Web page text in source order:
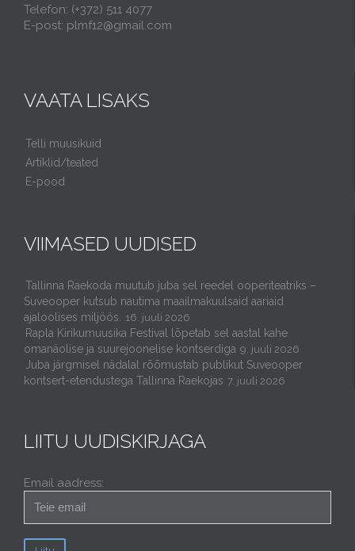
Telefon: (+372) 511 4077
E-post: plmf12@gmail.com
VAATA LISAKS
Telli muusikuid
Artiklid/teated
E-pood
VIIMASED UUDISED
Tallinna Raekoda muutub juba sel reedel ooperiteatriks –
Suveooper kutsub nautima maailmakuulsaid aariaid
ajaloolises miljöös.
16. juuli 2026
Rapla Kirikumuusika Festival lõpetab sel aastal kahe
omanäolise ja suurejoonelise kontserdiga 9. juuli 2026
Juba järgmisel nädalal rõõmustab publikut Suveooper
kontsert-etendustega Tallinna Raekojas 7. juuli 2026
LIITU UUDISKIRJAGA
Email aadress: